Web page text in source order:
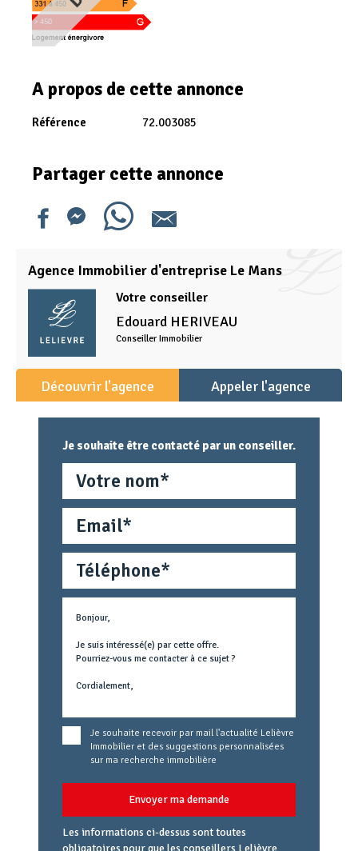
A propos de cette annonce
Référence 72.003085
Partager cette annonce
Agence Immobilier d'entreprise Le Mans
Votre conseiller
Edouard HERIVEAU
Conseiller Immobilier
Découvrir l'agence Appeler l'agence
Je souhaite être contacté par un conseiller.
Téléphone
Métier
concerné
Je souhaite recevoir par mail l'actualité Lelièvre
Immobilier et des suggestions personnalisées
sur ma recherche immobilière
Envoyer ma demande
Les informations ci-dessus sont toutes